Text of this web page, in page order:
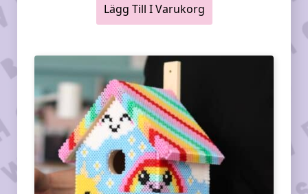
Lägg Till I Varukorg